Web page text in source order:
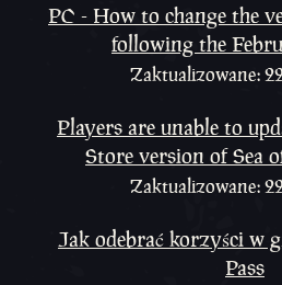
PC - How to change the
following the
Zaktualizowane:
Players are unable to
Store version of Sea
Zaktualizowane:
Jak odebrać korzyści w
Pass